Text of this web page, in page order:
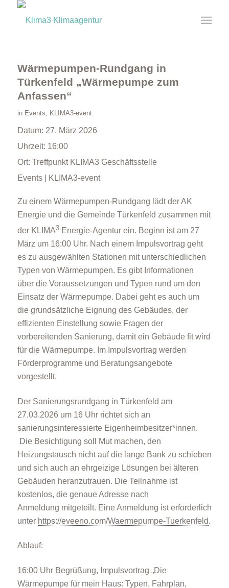
Wärmepumpen-Rundgang in
Türkenfeld „Wärmepumpe zum
Anfassen“
in Events, KLIMA3-event
Datum: 27. März 2026
Uhrzeit: 16:00
Ort: Treffpunkt KLIMA3 Geschäftsstelle
Events | KLIMA3-event
Zu einem Wärmepumpen-Rundgang lädt der AK
Energie und die Gemeinde Türkenfeld zusammen mit
der KLIMA3Energie-Agentur ein. Beginn ist am 27
März um 16:00 Uhr. Nach einem Impulsvortrag geht
es zu ausgewählten Stationen mit unterschiedlichen
Typen von Wärmepumpen. Es gibt Informationen
über die Voraussetzungen und Typen rund um den
Einsatz der Wärmepumpe. Dabei geht es auch um
die grundsätzliche Eignung des Gebäudes, der
effizienten Einstellung sowie Fragen der
vorbereitenden Sanierung, damit ein Gebäude fit wird
für die Wärmepumpe. Im Impulsvortrag werden
Förderprogramme und Beratungsangebote
vorgestellt.
Der Sanierungsrundgang in Türkenfeld am
27.03.2026 um 16 Uhr richtet sich an
sanierungsinteressierte Eigenheimbesitzer*innen.
Die Besichtigung soll Mut machen, den
Heizungstausch nicht auf die lange Bank zu schieben
und sich auch an ehrgeizige Lösungen bei älteren
Gebäuden heranzutrauen. Die Teilnahme ist
kostenlos, die genaue Adresse nach
Anmeldung mitgeteilt. Eine Anmeldung ist erforderlich
unter https://eveeno.com/Waermepumpe-Tuerkenfeld.
Ablauf:
16:00 Uhr Begrüßung, Impulsvortrag „Die
Wärmepumpe für mein Haus: Typen, Fahrplan,